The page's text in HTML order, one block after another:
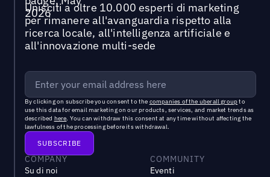
Unisciti a oltre 10.000 esperti di marketing
per rimanere all'avanguardia rispetto alla
ricerca locale, all'intelligenza artificiale e
all'innovazione multi-sede
By clicking on subscribe you consent to the companies of the uberall groupto
use this data for email marketing on our products, services, and market trends as
described here. You can withdraw this consent at any time without affecting the
lawfulness of the processing before its withdrawal.
COMPANY
Su di noi
COMMUNITY
Eventi